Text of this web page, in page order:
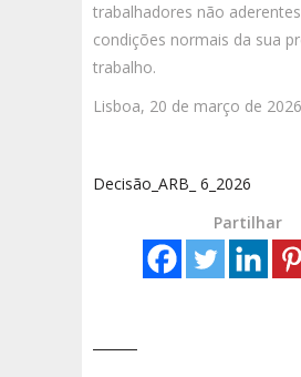
trabalhadores não
condições normais da sua
trabalho.
Lisboa, 20 de março de 2026
Decisão_ARB_ 6_2026
Partilhar